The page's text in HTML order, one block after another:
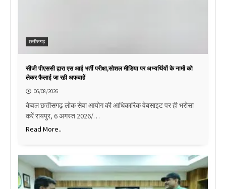
छत्तीसगढ़
सीजी पीएससी द्वारा एस आई भर्ती परीक्षा,सोशल मीडिया पर अभ्यर्थियों के नामों को
लेकर फैलाई जा रही अफवाहें
06/08/2026
केवल छत्तीसगढ़ लोक सेवा आयोग की आधिकारिक वेबसाइट पर ही भरोसा
करें रायपुर, 6 अगस्त 2026/…
Read More..